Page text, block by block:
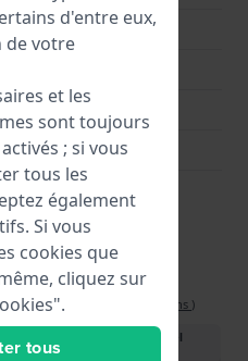
Argent
Fond de boîtier vissé
Minéral
Couronne de tirer
5040.D Voir les spécifications )
Télécharger le manuel
d'entre eux,
de votre
et les
sont toujours
; si vous
tous les
également
Si vous
cookies que
cliquez sur
tous